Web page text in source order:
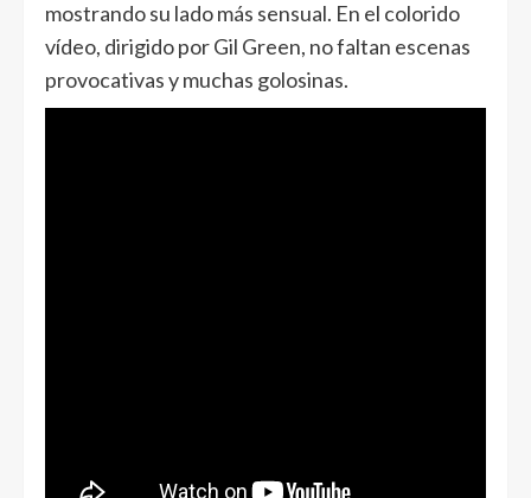
mostrando su lado más sensual. En el colorido
vídeo, dirigido por Gil Green, no faltan escenas
provocativas y muchas golosinas.